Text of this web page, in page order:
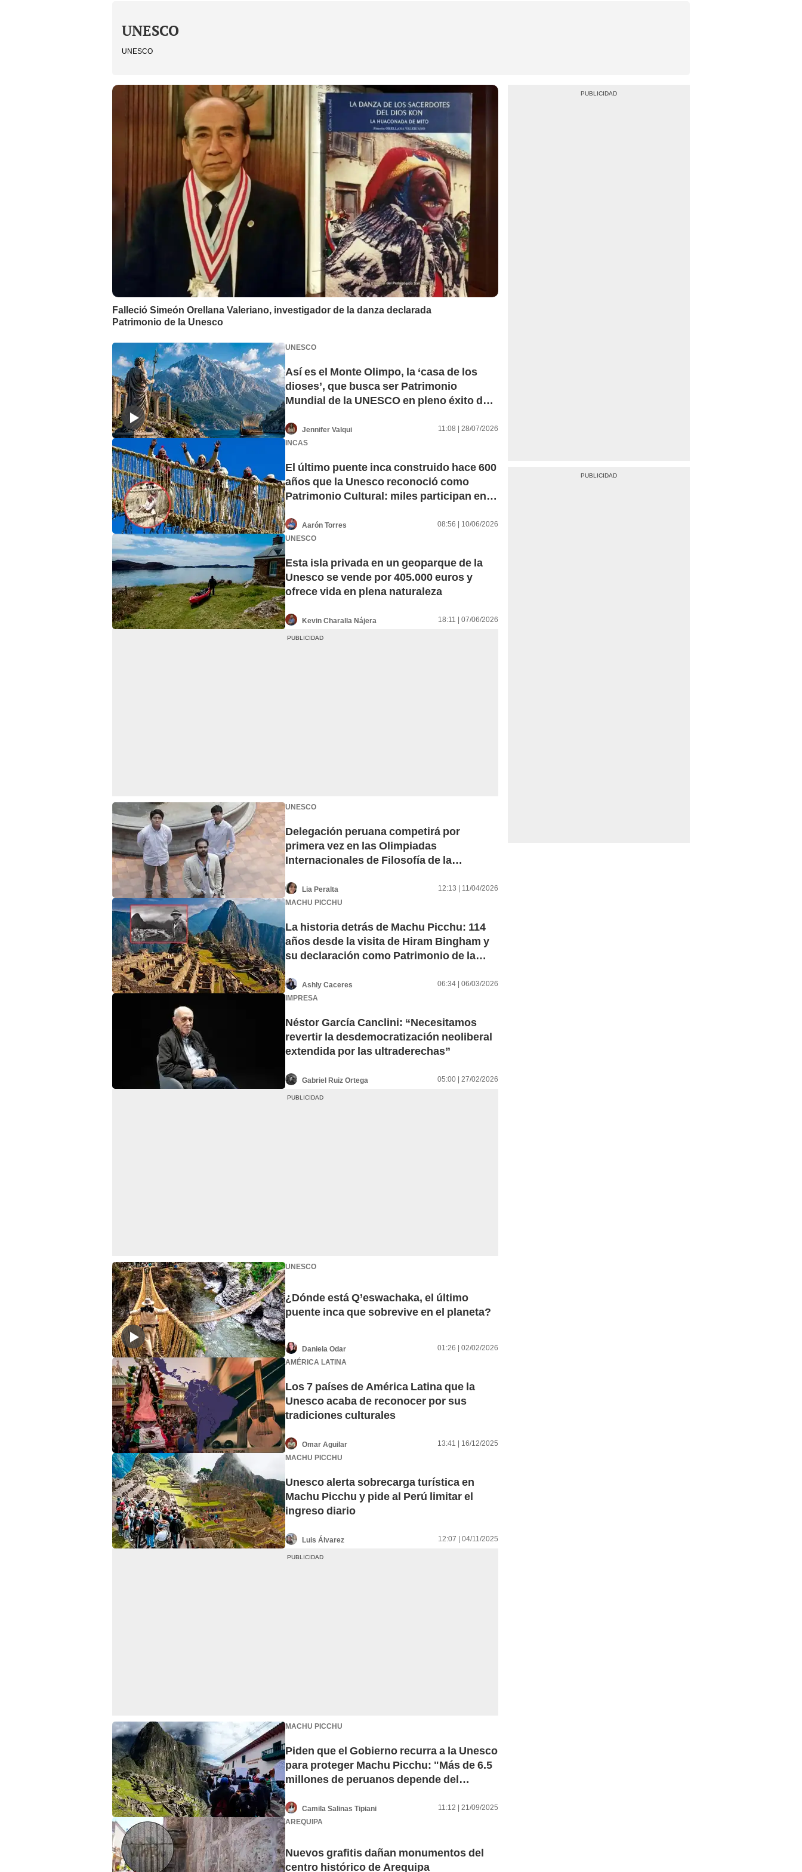
UNESCO
UNESCO
Falleció Simeón Orellana Valeriano, investigador de la danza declarada
Patrimonio de la Unesco
UNESCO
Así es el Monte Olimpo, la ‘casa de los
dioses’, que busca ser Patrimonio
Mundial de la UNESCO en pleno éxito de
Jennifer Valqui
11:08 | 28/07/2026
INCAS
El último puente inca construido hace 600
años que la Unesco reconoció como
Patrimonio Cultural: miles participan en la
Aarón Torres
08:56 | 10/06/2026
UNESCO
Esta isla privada en un geoparque de la
Unesco se vende por 405.000 euros y
ofrece vida en plena naturaleza
Kevin Charalla Nájera 18:11 | 07/06/2026
UNESCO
Delegación peruana competirá por
primera vez en las Olimpiadas
Internacionales de Filosofía de la
Lia Peralta
12:13 | 11/04/2026
MACHU PICCHU
La historia detrás de Machu Picchu: 114
años desde la visita de Hiram Bingham y
su declaración como Patrimonio de la
Ashly Caceres
06:34 | 06/03/2026
IMPRESA
Néstor García Canclini: “Necesitamos
revertir la desdemocratización neoliberal
extendida por las ultraderechas”
Gabriel Ruiz Ortega 05:00 | 27/02/2026
UNESCO
¿Dónde está Q’eswachaka, el último
puente inca que sobrevive en el planeta?
Daniela Odar
01:26 | 02/02/2026
AMÉRICA LATINA
Los 7 países de América Latina que la
Unesco acaba de reconocer por sus
tradiciones culturales
Omar Aguilar
13:41 | 16/12/2025
MACHU PICCHU
Unesco alerta sobrecarga turística en
Machu Picchu y pide al Perú limitar el
ingreso diario
Luis Álvarez 12:07 | 04/11/2025
MACHU PICCHU
Piden que el Gobierno recurra a la Unesco
para proteger Machu Picchu: "Más de 6.5
millones de peruanos depende del
Camila Salinas Tipiani
11:12 | 21/09/2025
AREQUIPA
Nuevos grafitis dañan monumentos del
centro histórico de Arequipa